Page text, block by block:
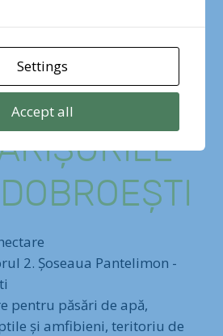
2. Șoseaua Pantelimon -
pentru păsări de apă,
și amfibieni, teritoriu de
Settings
Accept all